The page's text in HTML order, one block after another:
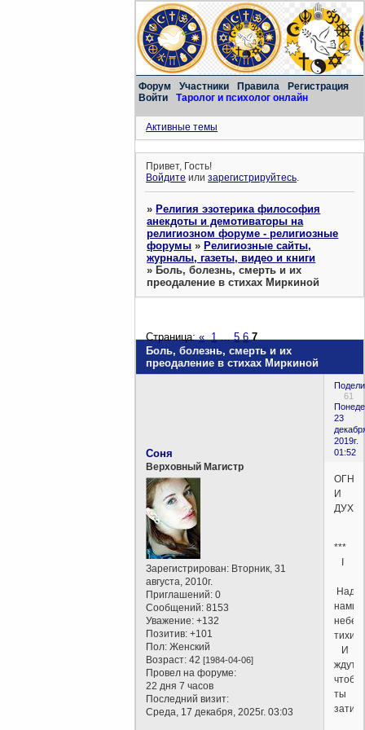
Форум Участники Правила
Регистрация
Войти
Таролог и психолог онлайн
Активные темы
Привет, Гость!
Войдите илизарегистрируйтесь.
»Религия эзотерика философия
анекдоты и демотиваторы на
религиозном форуме - религиозные
форумы »Религиозные сайты,
журналы, газеты, видео и книги
»Боль, болезнь, смерть и их
преодаление в стихах Миркиной
Боль, болезнь, смерть и их
преодаление в стихах Миркиной
Страница:« 1 … 5 6 7
61
23
2019г.
01:52
Соня
Верховный Магистр
Зарегистрирован: Вторник, 31
августа, 2010г.
Приглашений: 0
Сообщений: 8153
Уважение: +132
Позитив: +101
Пол: Женский
Возраст: 42[1984-04-06]
Провел на форуме:
22 дня 7 часов
Последний визит:
Среда, 17 декабря, 2025г. 03:03
И
***
Над
нами
тихи
И
ждут,
чтоб
ты
затих.